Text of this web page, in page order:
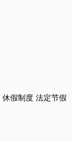
休假制度 法定节假